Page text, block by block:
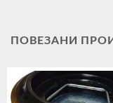
ПОВЕЗАНИ